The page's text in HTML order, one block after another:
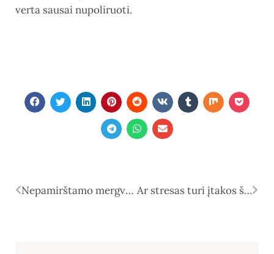
verta sausai nupoliruoti.
Nepamirštamo mergvakario idėjos Ščecine Ar stresas turi įtakos šlapimo nelaikymui?